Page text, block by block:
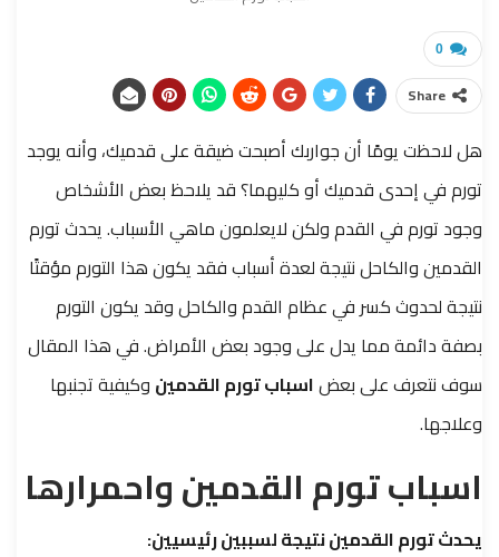
0
Share
هل لاحظت يومًا أن جواربك أصبحت ضيقة على قدميك، وأنه يوجد
تورم في إحدى قدميك أو كليهما؟ قد يلاحظ بعض الأشخاص
وجود تورم في القدم ولكن لايعلمون ماهي الأسباب.يحدث تورم
القدمين والكاحل نتيجة لعدة أسباب فقد يكون هذا التورم مؤقتًا
نتيجة لحدوث كسر في عظام القدم والكاحل وقد يكون التورم
بصفة دائمة مما يدل على وجود بعض الأمراض.في هذا المقال
سوف نتعرف على بعضاسباب تورم القدمين وكيفية تجنبها
وعلاجها.
اسباب تورم القدمين واحمرارها
يحدث تورم القدمين نتيجة لسببين رئيسيين: